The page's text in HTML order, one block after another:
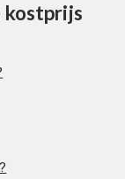
kostprijs